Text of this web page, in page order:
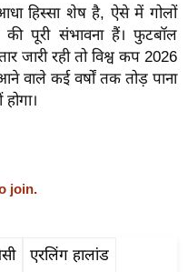
हिस्सा शेष है, ऐसे में गोलों
पूरी संभावना हैं। फुटबॉल
जारी रही तो विश्व कप 2026
वाले कई वर्षों तक तोड़ पाना
join.
एरलिंग हालांड